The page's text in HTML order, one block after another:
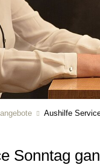
Aushilfe
Sonntag